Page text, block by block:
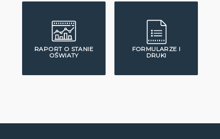
RAPORT O STANIE
OŚWIATY
FORMULARZE I
DRUKI